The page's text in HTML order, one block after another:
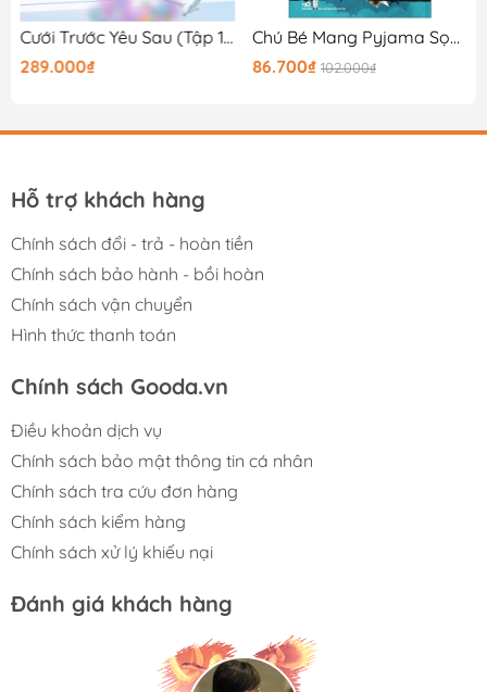
Cưới Trước Yêu Sau (Tập 1) - Bản Đặc Biệt
289.000₫
Chú Bé Mang Pyjama Sọc (Tái Bản 2026)
86.700₫ 102.000₫
Hỗ trợ khách hàng
Chính sách đổi - trả - hoàn tiền
Chính sách bảo hành - bồi hoàn
Chính sách vận chuyển
Hình thức thanh toán
Chính sách Gooda.vn
Điều khoản dịch vụ
Chính sách bảo mật thông tin cá nhân
Chính sách tra cứu đơn hàng
Chính sách kiểm hàng
Chính sách xử lý khiếu nại
Đánh giá khách hàng